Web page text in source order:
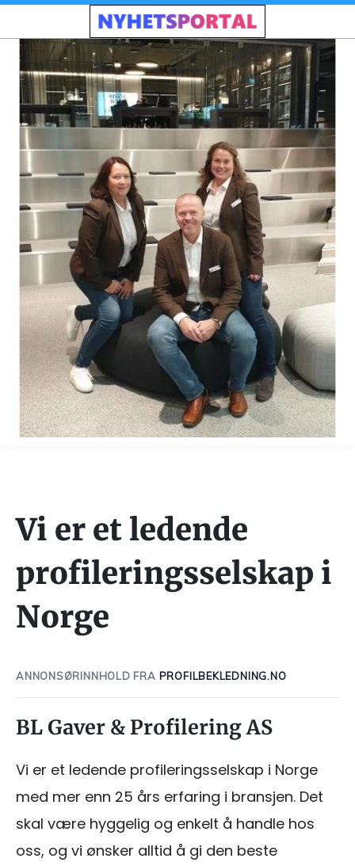
Vi er et ledende
profileringsselskap i
Norge
ANNONSØRINNHOLD FRA PROFILBEKLEDNING.NO
BL Gaver & Profilering AS
Vi er et ledende profileringsselskap i Norge
med mer enn 25 års erfaring i bransjen. Det
skal være hyggelig og enkelt å handle hos
oss, og vi ønsker alltid å gi den beste